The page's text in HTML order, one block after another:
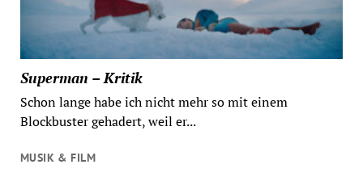
Superman – Kritik
Schon lange habe ich nicht mehr so mit einem
Blockbuster gehadert, weil er...
MUSIK & FILM